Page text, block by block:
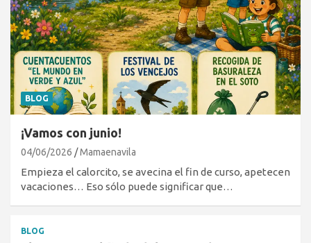
BLOG
¡Vamos con junio!
04/06/2026 Mamaenavila
Empieza el calorcito, se avecina el fin de curso, apetecen
vacaciones… Eso sólo puede significar que…
BLOG